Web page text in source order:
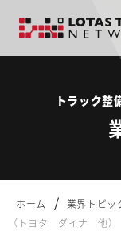
トラック整
ホーム / 業界トピッ
（トヨタ ダイナ 他）